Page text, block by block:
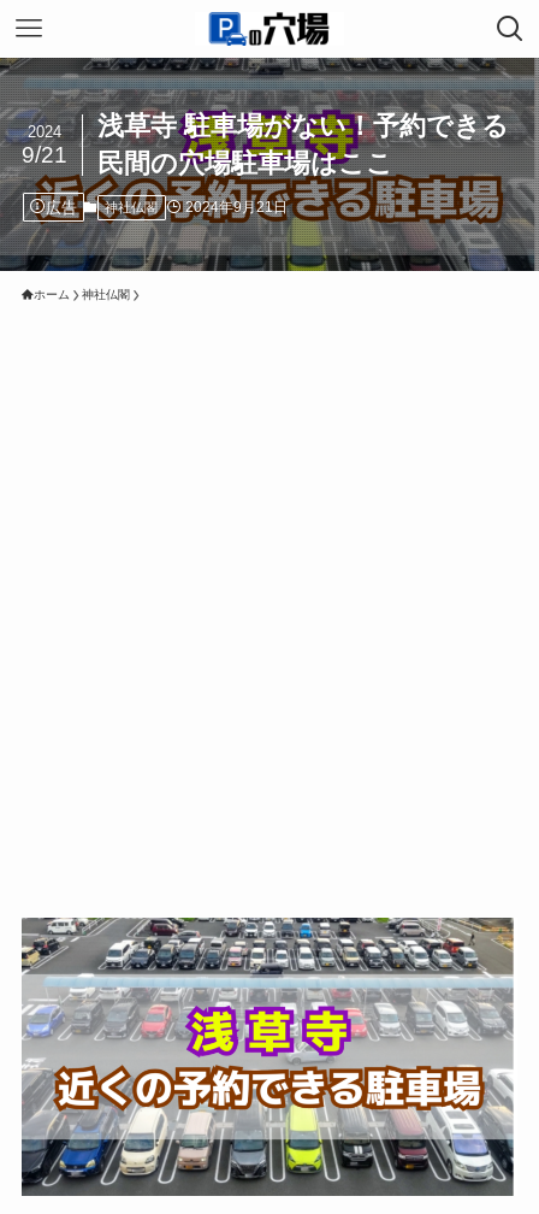
浅草寺 駐車場がない！予約できる
民間の穴場駐車場はここ
2024
9/21
広告 神社仏閣 2024年9月21日
ホーム 神社仏閣